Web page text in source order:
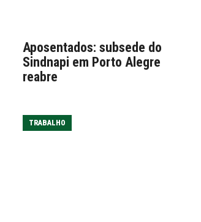
Aposentados: subsede do
Sindnapi em Porto Alegre
reabre
TRABALHO